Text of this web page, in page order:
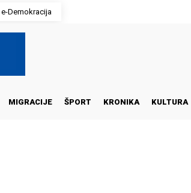
e-Demokracija
MIGRACIJE ŠPORT KRONIKA KULTURA